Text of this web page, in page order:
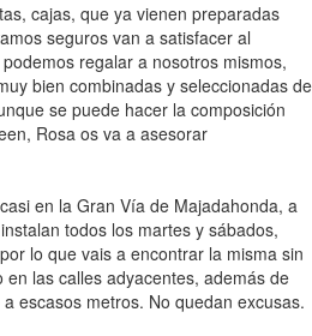
cajas, que ya vienen preparadas
seguros van a satisfacer al
regalar a nosotros mismos,
bien combinadas y seleccionadas de
se puede hacer la composición
Rosa os va a asesorar
en la Gran Vía de Majadahonda, a
todos los martes y sábados,
lo que vais a encontrar la misma sin
las calles adyacentes, además de
escasos metros. No quedan excusas.